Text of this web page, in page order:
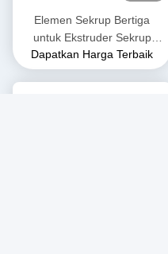
Elemen Sekrup Bertiga
untuk Ekstruder Sekrup
Kembar
Dapatkan Harga Terbaik